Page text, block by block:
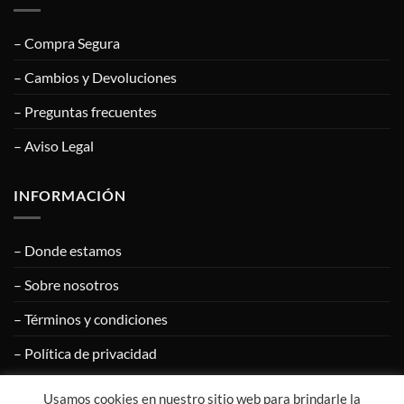
– Compra Segura
– Cambios y Devoluciones
– Preguntas frecuentes
– Aviso Legal
INFORMACIÓN
– Donde estamos
– Sobre nosotros
– Términos y condiciones
– Política de privacidad
Usamos cookies en nuestro sitio web para brindarle la